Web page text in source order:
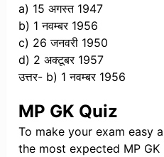
a) 15 अगस्त 1947
b) 1 नवम्बर 1956
c) 26 जनवरी 1950
d) 2 अक्टूबर 1957
उत्तर- b) 1 नवम्बर 1956
MP GK Quiz
To make your exam easy
the most expected MP